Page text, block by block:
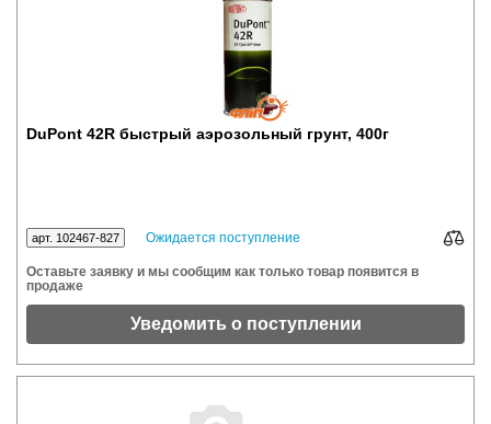
DuPont 42R быстрый аэрозольный грунт, 400г
арт. 102467-827 Ожидается поступление
Оставьте заявку и мы сообщим как только товар появится в
продаже
Уведомить о поступлении